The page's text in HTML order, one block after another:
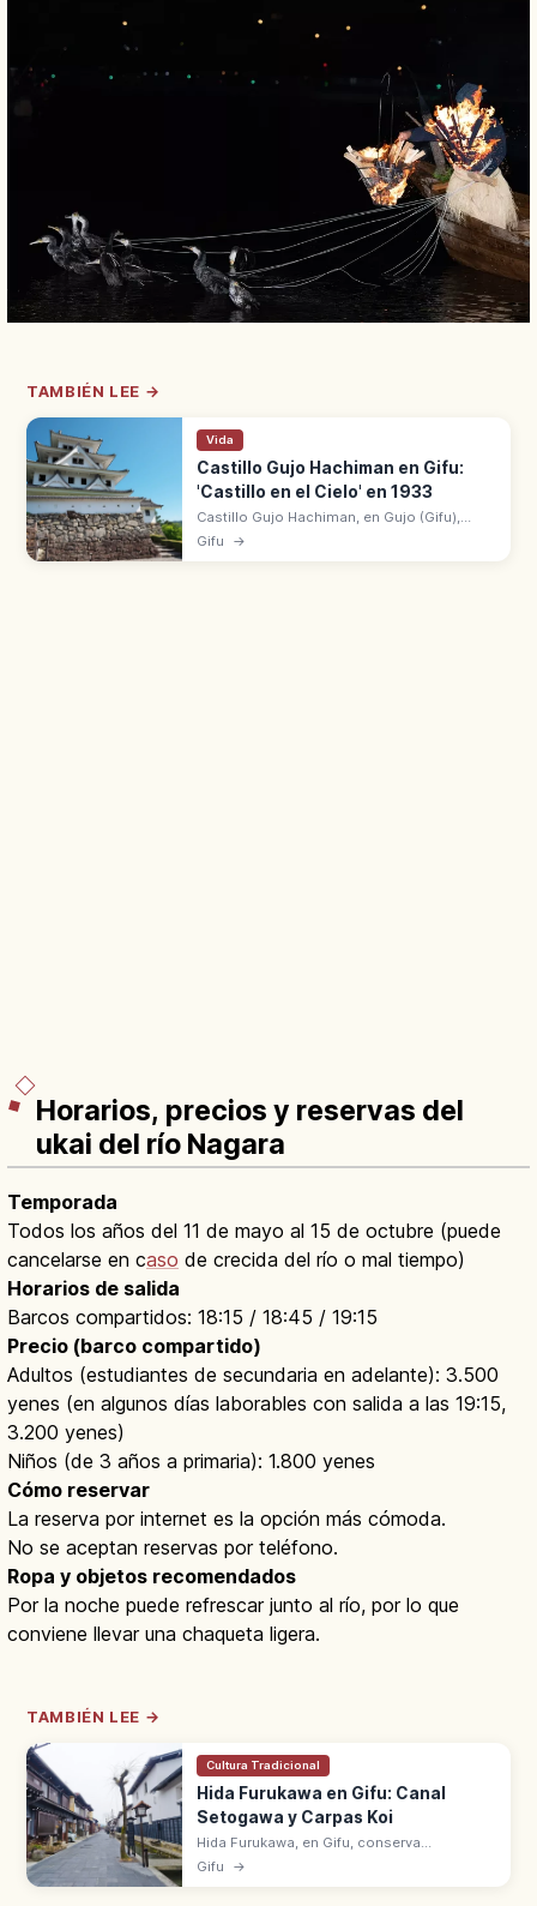
TAMBIÉN LEE →
Vida
Castillo Gujo Hachiman en Gifu:
'Castillo en el Cielo' en 1933
Castillo Gujo Hachiman, en Gujo (Gifu),
tiene un tenshu de madera reconstruido en
Gifu →
Horarios, precios y reservas del
ukai del río Nagara
Temporada
Todos los años del 11 de mayo al 15 de octubre (puede
cancelarse en caso de crecida del río o mal tiempo)
Horarios de salida
Barcos compartidos: 18:15 / 18:45 / 19:15
Precio (barco compartido)
Adultos (estudiantes de secundaria en adelante): 3.500
yenes (en algunos días laborables con salida a las 19:15,
3.200 yenes)
Niños (de 3 años a primaria): 1.800 yenes
Cómo reservar
La reserva por internet es la opción más cómoda.
No se aceptan reservas por teléfono.
Ropa y objetos recomendados
Por la noche puede refrescar junto al río, por lo que
conviene llevar una chaqueta ligera.
TAMBIÉN LEE →
Cultura Tradicional
Hida Furukawa en Gifu: Canal
Setogawa y Carpas Koi
Hida Furukawa, en Gifu, conserva
almacenes blancos junto al canal
Gifu →